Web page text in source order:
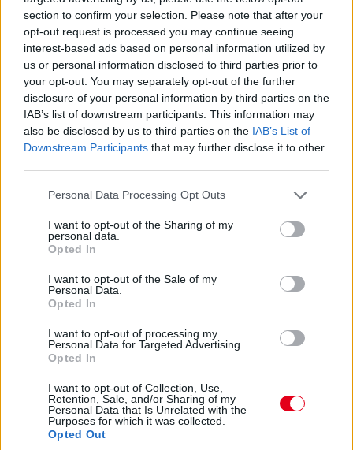
section to confirm your selection. Please note that after your
opt-out request is processed you may continue seeing
interest-based ads based on personal information utilized by
us or personal information disclosed to third parties prior to
your opt-out. You may separately opt-out of the further
disclosure of your personal information by third parties on the
IAB’s list of downstream participants. This information may
also be disclosed by us to third parties on the IAB’s List of
Downstream Participants that may further disclose it to other
Please note that this website/app uses one or more Google
not limited to your visit or usage behaviour. You may click to
grant or deny consent to Google and its third-party tags to
use your data for below specified purposes in below Google
consent section.
Personal Data Processing Opt Outs
I want to opt-out of the Sharing of my
personal data.
Opted In
I want to opt-out of the Sale of my
Personal Data.
Opted In
I want to opt-out of processing my
Personal Data for Targeted Advertising.
Opted In
I want to opt-out of Collection, Use,
Retention, Sale, and/or Sharing of my
Personal Data that Is Unrelated with the
Purposes for which it was collected.
Opted Out
Williams. Meg Stroll.
Jelenleg Stroll, Albon, Piastri, Norris és Sargeant kieső helyen.
Az amerikai körét törölték pályaelhagyás miatt, bár nem is
szerzett vele előnyt, sokkal inkább hibázott, sőt a padlólemezt
is odaverte.
23:11
legjobb szektoridő, ennek ellenére Albon csak a 16., Sargeant
csak a 19. helyen. Össze kell rakni egy rendes kört, különben
idő előtt véget ér a csoda...
Lágyakon a Ferrarik is, Leclerc a 3., Sainz a 7. helyen!
Közben Bottas a második helyre jön be, de Ricciardo két
lilával visszatolja, Albon viszont 1:19,382-t fut, majd másfél
másodperccel gyengébbet, mint a harmadik edzésen.